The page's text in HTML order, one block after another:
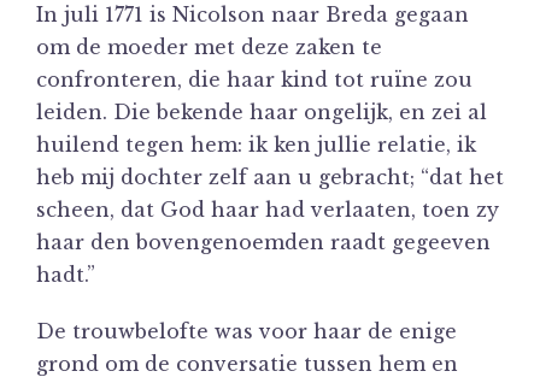
In juli 1771 is Nicolson naar Breda gegaan
om de moeder met deze zaken te
confronteren, die haar kind tot ruïne zou
leiden. Die bekende haar ongelijk, en zei al
huilend tegen hem: ik ken jullie relatie, ik
heb mij dochter zelf aan u gebracht; “dat het
scheen, dat God haar had verlaaten, toen zy
haar den bovengenoemden raadt gegeeven
hadt.”
De trouwbelofte was voor haar de enige
grond om de conversatie tussen hem en